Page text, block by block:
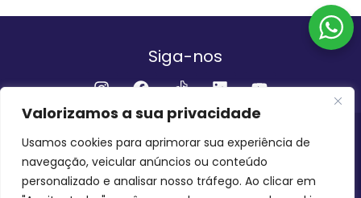
Valorizamos a sua privacidade
Usamos cookies para aprimorar sua experiência de
navegação, veicular anúncios ou conteúdo
personalizado e analisar nosso tráfego. Ao clicar em
Siga-nos
Institucional
QUEM SOMOS FALE CONOSCO